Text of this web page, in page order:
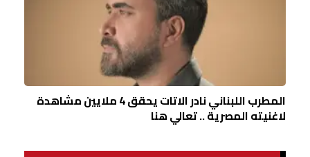
المطرب اللبناني نادر الاتات يحقق 4 ملايين مشاهدة
لاغنيته المصرية .. تعالي هنا